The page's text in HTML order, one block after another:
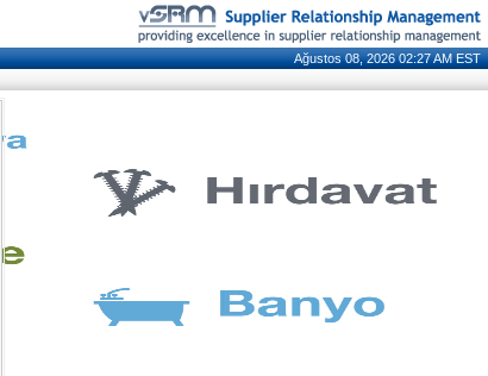
Ağustos 08, 2026 02:27 AM EST